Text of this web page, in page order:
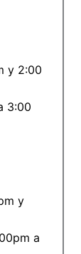
y 2:00
3:00
y
a